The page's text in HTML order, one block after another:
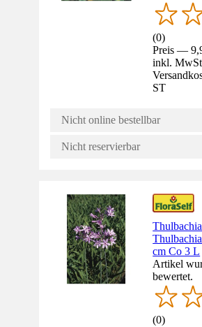
(0)
Preis —
inkl.
ST
Nicht online bestellbar
Nicht reservierbar
cm Co 3 L
Artikel
bewertet.
(0)